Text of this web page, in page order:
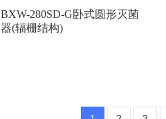
BXW-280SD-G卧式圆形灭菌
器(辐栅结构)